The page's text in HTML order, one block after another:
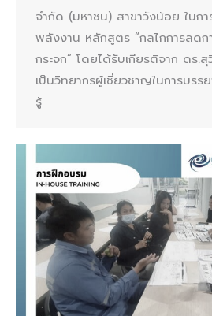
จำกัด (มหาชน) สาขาวังน้อย ในก
พลังงาน หลักสูตร “กลไกการลดก
กระจก” โดยได้รับเกียรติจาก ด
เป็นวิทยากรผู้เชี่ยวชาญในการบรร
รู้